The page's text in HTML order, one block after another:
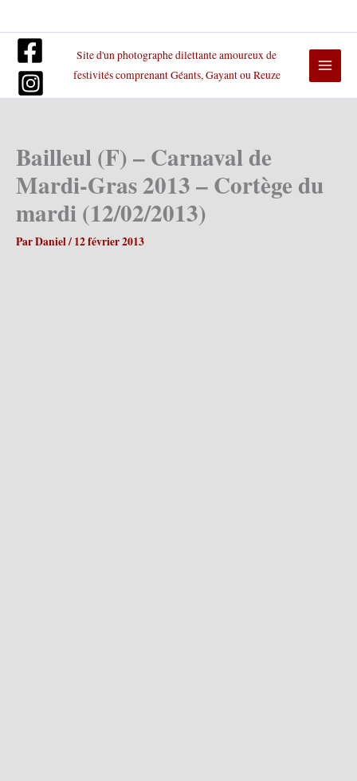
contenu
Site d'un photographe dilettante amoureux de
festivités comprenant Géants, Gayant ou Reuze
Bailleul (F) – Carnaval de
Mardi-Gras 2013 – Cortège du
mardi (12/02/2013)
ParDaniel/ 12 février 2013